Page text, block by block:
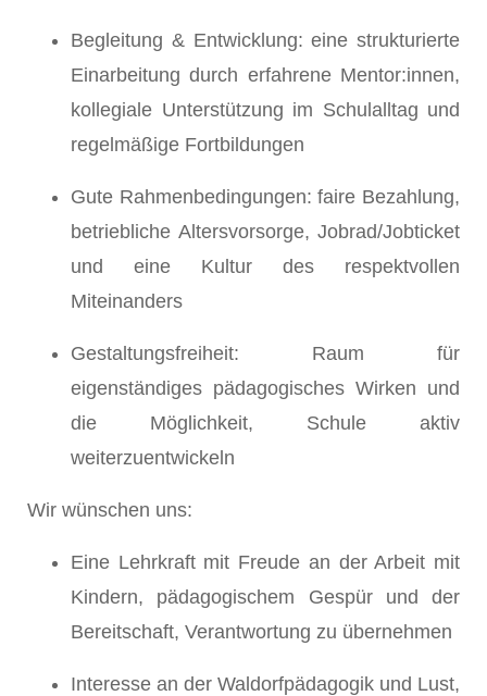
Begleitung & Entwicklung: eine strukturierte
Einarbeitung durch erfahrene Mentor:innen,
kollegiale Unterstützung im Schulalltag und
regelmäßige Fortbildungen
Gute Rahmenbedingungen: faire Bezahlung,
betriebliche Altersvorsorge, Jobrad/Jobticket
und eine Kultur des respektvollen
Miteinanders
Gestaltungsfreiheit: Raum für
eigenständiges pädagogisches Wirken und
die Möglichkeit, Schule aktiv
weiterzuentwickeln
Wir wünschen uns:
Eine Lehrkraft mit Freude an der Arbeit mit
Kindern, pädagogischem Gespür und der
Bereitschaft, Verantwortung zu übernehmen
Interesse an der Waldorfpädagogik und Lust,